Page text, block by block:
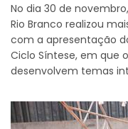
No dia 30 de
Rio Branco realizou
com a apresentação
Ciclo Síntese, em que
desenvolvem temas